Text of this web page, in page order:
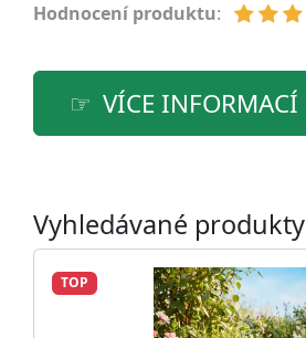
Hodnocení produktu:
VÍCE INFORMACÍ
Vyhledávané produkty
TOP